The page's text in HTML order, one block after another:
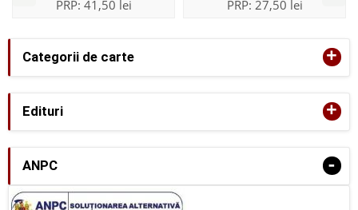
Categorii de carte +
Edituri +
ANPC -
PRP: 41,50 lei PRP: 27,50 lei